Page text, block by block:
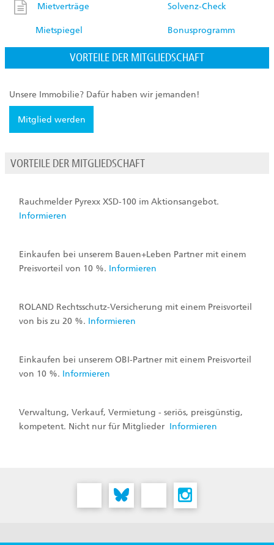
Mietverträge Solvenz-Check
Mietspiegel Bonusprogramm
VORTEILE DER MITGLIEDSCHAFT
Unsere Immobilie? Dafür haben wir jemanden!
Mitglied werden
VORTEILE DER MITGLIEDSCHAFT
Rauchmelder Pyrexx XSD-100 im Aktionsangebot.
Informieren
Einkaufen bei unserem Bauen+Leben Partner mit einem
Preisvorteil von 10 %. Informieren
ROLAND Rechtsschutz-Versicherung mit einem Preisvorteil
von bis zu 20 %. Informieren
Einkaufen bei unserem OBI-Partner mit einem Preisvorteil
von 10 %. Informieren
Verwaltung, Verkauf, Vermietung - seriös, preisgünstig,
kompetent. Nicht nur für Mitglieder Informieren